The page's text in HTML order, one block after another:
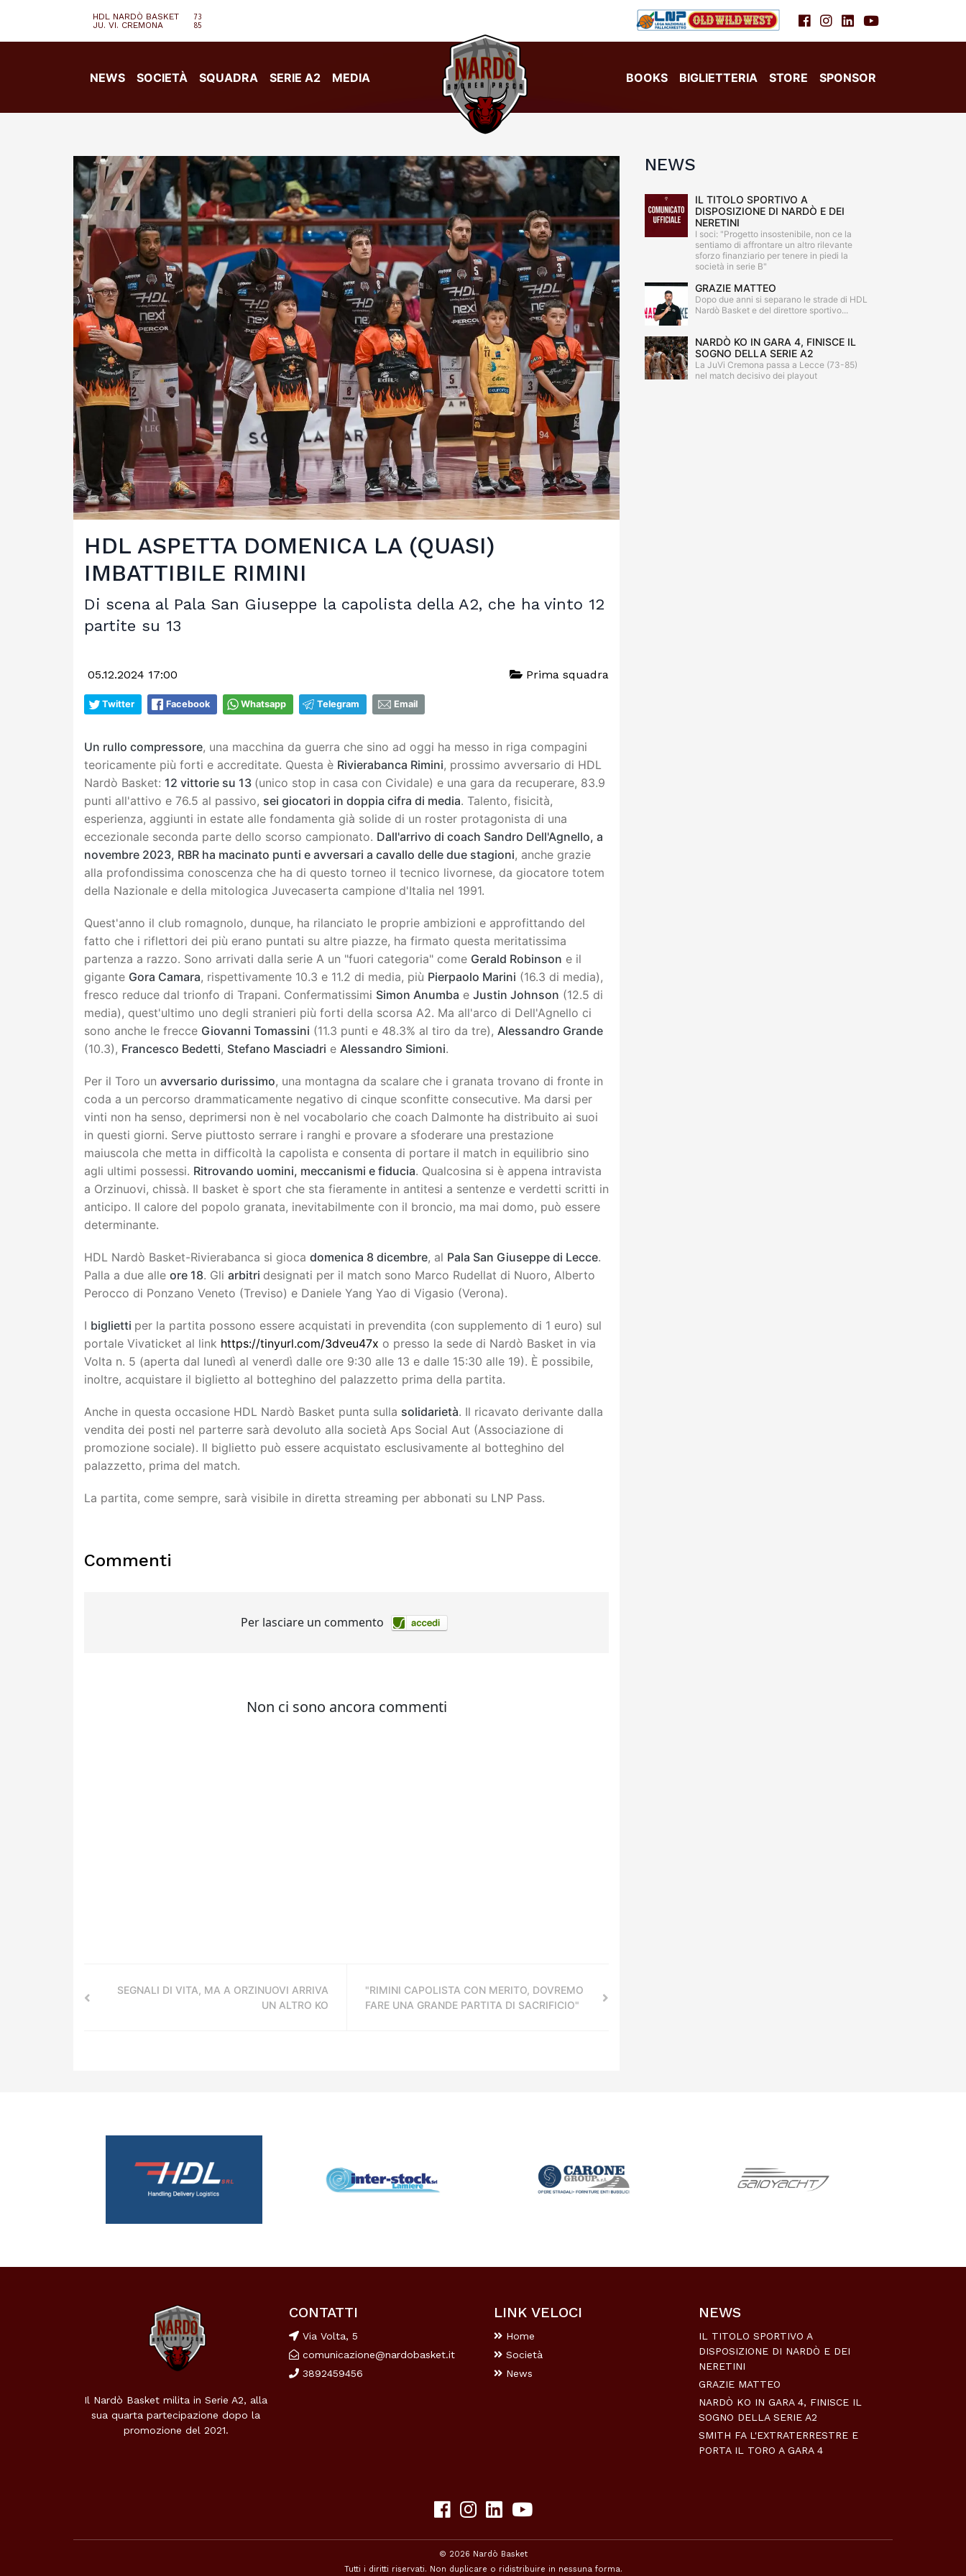
HDL NARDÒ BASKET
JU. VI. CREMONA
73
85
NEWS SOCIETÀ SQUADRA SERIE A2 MEDIA BOOKS BIGLIETTERIA STORE SPONSOR
HDL ASPETTA DOMENICA LA (QUASI)
IMBATTIBILE RIMINI
Di scena al Pala San Giuseppe la capolista della A2, che ha vinto 12
partite su 13
05.12.2024 17:00 Prima squadra
Twitter Facebook Whatsapp Telegram Email
Un rullo compressore, una macchina da guerra che sino ad oggi ha messo in riga compagini
teoricamente più forti e accreditate. Questa è Rivierabanca Rimini, prossimo avversario di HDL
Nardò Basket: 12 vittorie su 13 (unico stop in casa con Cividale) e una gara da recuperare, 83.9
punti all'attivo e 76.5 al passivo, sei giocatori in doppia cifra di media. Talento, fisicità,
esperienza, aggiunti in estate alle fondamenta già solide di un roster protagonista di una
eccezionale seconda parte dello scorso campionato. Dall'arrivo di coach Sandro Dell'Agnello, a
novembre 2023, RBR ha macinato punti e avversari a cavallo delle due stagioni, anche grazie
alla profondissima conoscenza che ha di questo torneo il tecnico livornese, da giocatore totem
della Nazionale e della mitologica Juvecaserta campione d'Italia nel 1991.
Quest'anno il club romagnolo, dunque, ha rilanciato le proprie ambizioni e approfittando del
fatto che i riflettori dei più erano puntati su altre piazze, ha firmato questa meritatissima
partenza a razzo. Sono arrivati dalla serie A un "fuori categoria" come Gerald Robinson e il
gigante Gora Camara, rispettivamente 10.3 e 11.2 di media, più Pierpaolo Marini (16.3 di media),
fresco reduce dal trionfo di Trapani. Confermatissimi Simon Anumba e Justin Johnson (12.5 di
media), quest'ultimo uno degli stranieri più forti della scorsa A2. Ma all'arco di Dell'Agnello ci
sono anche le frecce Giovanni Tomassini (11.3 punti e 48.3% al tiro da tre), Alessandro Grande
(10.3), Francesco Bedetti, Stefano Masciadri e Alessandro Simioni.
Per il Toro un avversario durissimo, una montagna da scalare che i granata trovano di fronte in
coda a un percorso drammaticamente negativo di cinque sconfitte consecutive. Ma darsi per
vinti non ha senso, deprimersi non è nel vocabolario che coach Dalmonte ha distribuito ai suoi
in questi giorni. Serve piuttosto serrare i ranghi e provare a sfoderare una prestazione
maiuscola che metta in difficoltà la capolista e consenta di portare il match in equilibrio sino
agli ultimi possessi. Ritrovando uomini, meccanismi e fiducia. Qualcosina si è appena intravista
a Orzinuovi, chissà. Il basket è sport che sta fieramente in antitesi a sentenze e verdetti scritti in
anticipo. Il calore del popolo granata, inevitabilmente con il broncio, ma mai domo, può essere
determinante.
HDL Nardò Basket-Rivierabanca si gioca domenica 8 dicembre, al Pala San Giuseppe di Lecce.
Palla a due alle ore 18. Gli arbitri designati per il match sono Marco Rudellat di Nuoro, Alberto
Perocco di Ponzano Veneto (Treviso) e Daniele Yang Yao di Vigasio (Verona).
I biglietti per la partita possono essere acquistati in prevendita (con supplemento di 1 euro) sul
portale Vivaticket al link https://tinyurl.com/3dveu47x o presso la sede di Nardò Basket in via
Volta n. 5 (aperta dal lunedì al venerdì dalle ore 9:30 alle 13 e dalle 15:30 alle 19). È possibile,
inoltre, acquistare il biglietto al botteghino del palazzetto prima della partita.
Anche in questa occasione HDL Nardò Basket punta sulla solidarietà. Il ricavato derivante dalla
vendita dei posti nel parterre sarà devoluto alla società Aps Social Aut (Associazione di
promozione sociale). Il biglietto può essere acquistato esclusivamente al botteghino del
palazzetto, prima del match.
La partita, come sempre, sarà visibile in diretta streaming per abbonati su LNP Pass.
Commenti
SEGNALI DI VITA, MA A ORZINUOVI ARRIVA
UN ALTRO KO
"RIMINI CAPOLISTA CON MERITO, DOVREMO
FARE UNA GRANDE PARTITA DI SACRIFICIO"
NEWS
IL TITOLO SPORTIVO A
DISPOSIZIONE DI NARDÒ E DEI
NERETINI
I soci: "Progetto insostenibile, non ce la
sentiamo di affrontare un altro rilevante
sforzo finanziario per tenere in piedi la
società in serie B"
GRAZIE MATTEO
Dopo due anni si separano le strade di HDL
Nardò Basket e del direttore sportivo...
NARDÒ KO IN GARA 4, FINISCE IL
SOGNO DELLA SERIE A2
La JuVi Cremona passa a Lecce (73-85)
nel match decisivo dei playout
Il Nardò Basket milita in Serie A2, alla
sua quarta partecipazione dopo la
promozione del 2021.
CONTATTI
Via Volta, 5
comunicazione@nardobasket.it
3892459456
LINK VELOCI
Home
Società
News
NEWS
IL TITOLO SPORTIVO A
DISPOSIZIONE DI NARDÒ E DEI
NERETINI
GRAZIE MATTEO
NARDÒ KO IN GARA 4, FINISCE IL
SOGNO DELLA SERIE A2
SMITH FA L'EXTRATERRESTRE E
PORTA IL TORO A GARA 4
© 2026 Nardò Basket
Tutti i diritti riservati. Non duplicare o ridistribuire in nessuna forma.